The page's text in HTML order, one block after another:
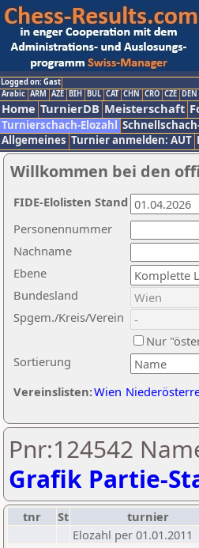
Logged on: Gast
Arabic ARM AZE BIH BUL CAT CHN CRO CZE DEN
Home TurnierDB Meisterschaft
Turnierschach-Elozahl
Allgemeines Turnier anmelden: AUT
Willkommen bei den
Nachname
Ebene
Sortierung
Personennummer
Bundesland
Spgem./Kreis/Verein
Nur
Vereinslisten:Wien
FIDE-Elolisten Stand
Pnr:124542
Grafik Partie-
tnr St turnier
Elozahl per 01.01.2011